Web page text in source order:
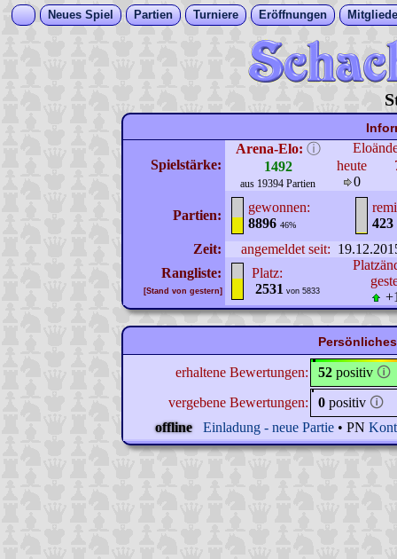
Neues Spiel Partien Turniere Eröffnungen
Spielstärke:
Arena-Elo: ⓘ
1492
aus 19394 Partien
heute
0
Partien:
gewonnen:
8896 46%
423
Zeit:
angemeldet seit:
Rangliste:
[Stand von gestern]
Platz:
2531 von 5833
erhaltene Bewertungen: 52 positiv 🛈
vergebene Bewertungen:
0 positiv 🛈
offline
Einladung - neue Partie • PN